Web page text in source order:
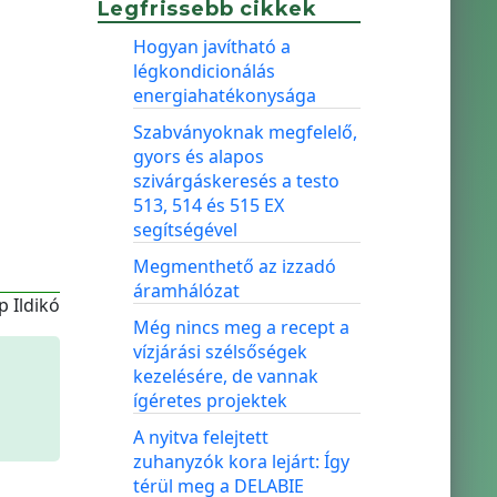
Ildikó
Legfrissebb cikkek
Hogyan javítható a
légkondicionálás
energiahatékonysága
Szabványoknak megfelelő,
gyors és alapos
szivárgáskeresés a testo
513, 514 és 515 EX
segítségével
Megmenthető az izzadó
áramhálózat
Még nincs meg a recept a
vízjárási szélsőségek
kezelésére, de vannak
ígéretes projektek
A nyitva felejtett
zuhanyzók kora lejárt: Így
térül meg a DELABIE